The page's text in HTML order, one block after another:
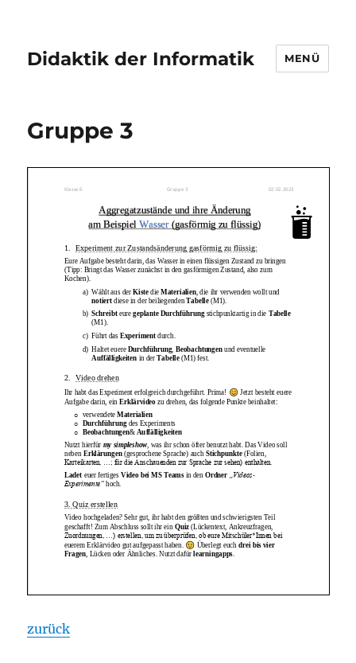
Didaktik der Informatik MENÜ
Gruppe 3
zurück